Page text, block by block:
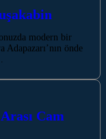
modern bir
önde
Cam